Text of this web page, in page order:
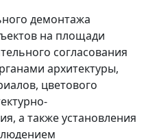
демонтажа
на площади
согласования
архитектуры,
цветового
а также установления